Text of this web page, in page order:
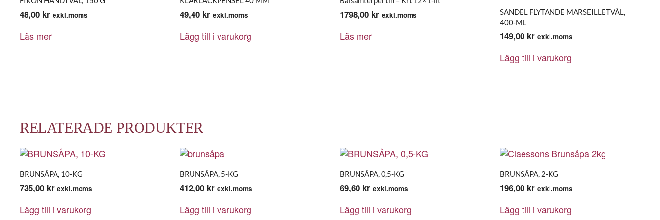
48,00 kr exkl.moms
Läs mer
49,40 kr exkl.moms
Lägg till i varukorg
1798,00 kr exkl.moms
Läs mer
SANDEL FLYTANDE MARSEILLETVÅL,
400-ML
149,00 kr exkl.moms
Lägg till i varukorg
RELATERADE PRODUKTER
BRUNSÅPA, 10-KG
735,00 kr exkl.moms
Lägg till i varukorg
BRUNSÅPA, 5-KG
412,00 kr exkl.moms
Lägg till i varukorg
BRUNSÅPA, 0,5-KG
69,60 kr exkl.moms
Lägg till i varukorg
BRUNSÅPA, 2-KG
196,00 kr exkl.moms
Lägg till i varukorg